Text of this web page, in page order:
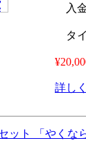
入
タイ
詳し
ット 「やくな